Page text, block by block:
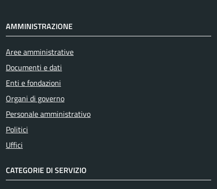
AMMINISTRAZIONE
Aree amministrative
Documenti e dati
Enti e fondazioni
Organi di governo
Personale amministrativo
Politici
Uffici
CATEGORIE DI SERVIZIO